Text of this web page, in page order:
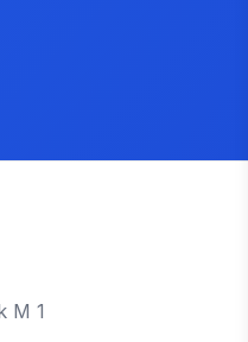
M 1